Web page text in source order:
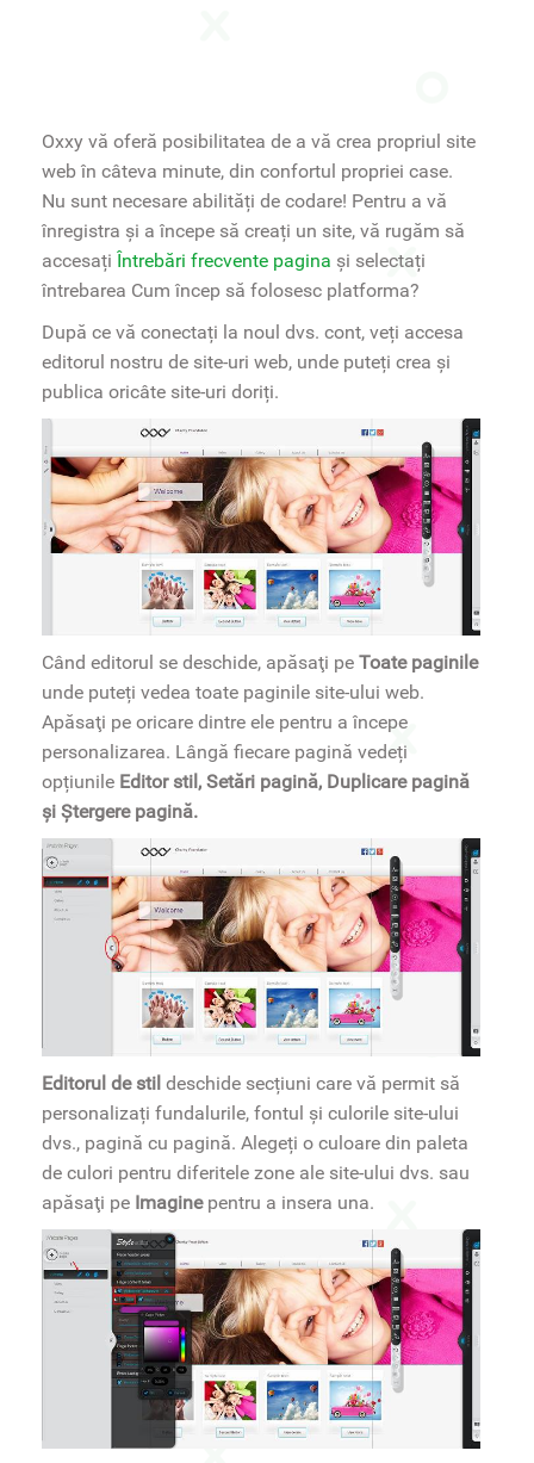
Oxxy vă oferă posibilitatea de a vă crea propriul site
web în câteva minute, din confortul propriei case.
Nu sunt necesare abilități de codare! Pentru a vă
înregistra și a începe să creați un site, vă rugăm să
accesați Întrebări frecvente pagina și selectați
întrebarea Cum încep să folosesc platforma?
După ce vă conectați la noul dvs. cont, veți accesa
editorul nostru de site-uri web, unde puteți crea și
publica oricâte site-uri doriți.
Când editorul se deschide, apăsaţi pe Toate paginile
unde puteți vedea toate paginile site-ului web.
Apăsaţi pe oricare dintre ele pentru a începe
personalizarea. Lângă fiecare pagină vedeți
opțiunile Editor stil, Setări pagină, Duplicare pagină
și Ștergere pagină.
Editorul de stil deschide secțiuni care vă permit să
personalizați fundalurile, fontul și culorile site-ului
dvs., pagină cu pagină. Alegeți o culoare din paleta
de culori pentru diferitele zone ale site-ului dvs. sau
apăsaţi pe Imagine pentru a insera una.